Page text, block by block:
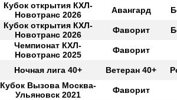
Кубок открытия КХЛ-
Новотранс 2026
Авангард
Кубок открытия КХЛ-
Новотранс 2026
Фаворит
Чемпионат КХЛ-
Новотранс 2025
Фаворит
Ночная лига 40+ Ветеран 40+
Кубок Вызова Москва-
Ульяновск 2021
Фаворит